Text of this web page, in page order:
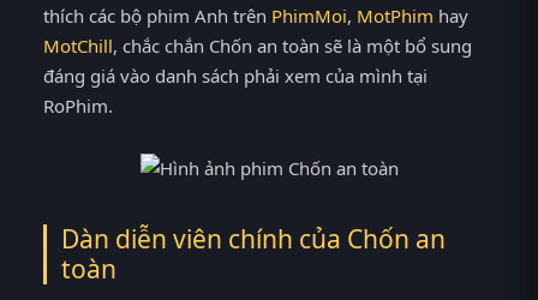
thích các bộ phim Anh trên PhimMoi, MotPhim hay
MotChill, chắc chắn Chốn an toàn sẽ là một bổ sung
đáng giá vào danh sách phải xem của mình tại
RoPhim.
Dàn diễn viên chính của Chốn an
toàn